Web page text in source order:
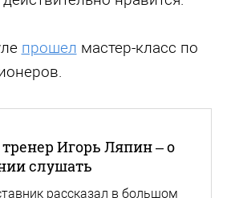
прошел мастер-класс по
Игорь Ляпин – о
слушать
рассказал в большом